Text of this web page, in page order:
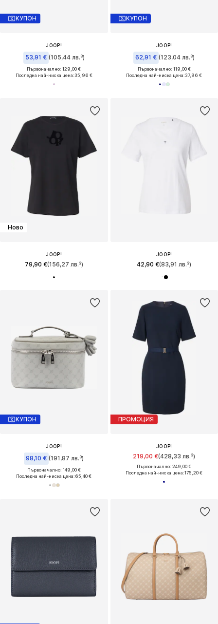
КУПОН
JOOP!
53,91 € (105,44 лв.³)
Първоначално: 129,00 €
Последна най-ниска цена:35,96 €
КУПОН
JOOP!
62,91 € (123,04 лв.³)
Първоначално: 119,00 €
Последна най-ниска цена:37,96 €
Ново
JOOP!
79,90 €(156,27 лв.³)
JOOP!
42,90 €(83,91 лв.³)
КУПОН
JOOP!
98,10 € (191,87 лв.³)
Първоначално: 149,00 €
Последна най-ниска цена:65,40 €
ПРОМОЦИЯ
JOOP!
219,00 €(428,33 лв.³)
Първоначално: 249,00 €
Последна най-ниска цена:175,20 €